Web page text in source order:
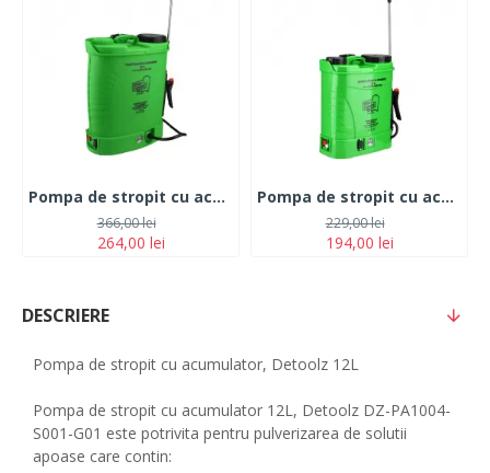
Pompa de stropit cu acumulator 18L
264,00 lei
366,00 lei
Pompa de stropit cu acumulator Micul Fermier 12L
194,00 lei
229,00 lei
DESCRIERE
Pompa de stropit cu acumulator, Detoolz 12L
Pompa de stropit cu acumulator 12L, Detoolz DZ-PA1004-
S001-G01 este potrivita pentru pulverizarea de solutii
apoase care contin: